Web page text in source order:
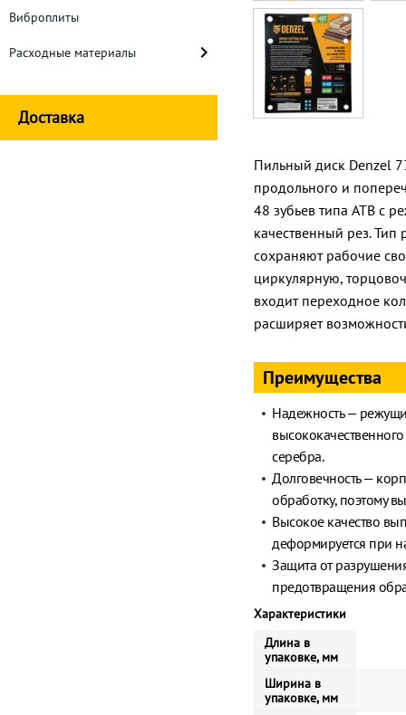
Виброплиты
Расходные материалы
Доставка
Пильный диск Denzel
продольного и
48 зубьев типа ATB с
качественный рез. Тип
сохраняют рабочие
циркулярную,
входит переходное
расширяет
Преимущества
Надежность —
серебра.
Долговечность —
обработку, поэтому
Высокое качество
деформируется при
Защита от
предотвращения
Характеристики
Длина в
упаковке, мм
Ширина в
упаковке, мм